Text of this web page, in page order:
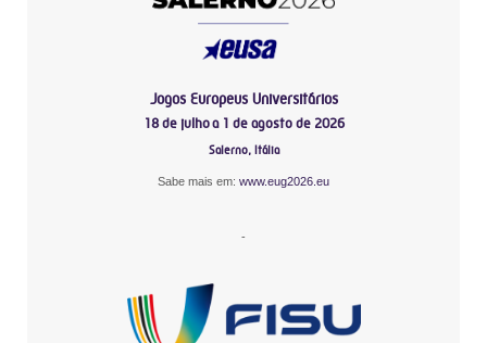
Jogos Europeus Universitários
18 de julho a 1 de agosto de 2026
Salerno, Itália
Sabe mais em: www.eug2026.eu
-